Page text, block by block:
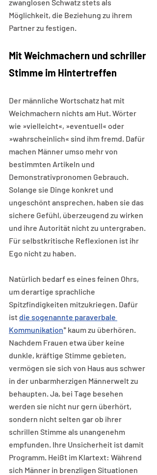
zwanglosen Schwatz stets als
Möglichkeit, die Beziehung zu ihrem
Partner zu festigen.
Mit Weichmachern und schriller
Stimme im Hintertreffen
Der männliche Wortschatz hat mit
Weichmachern nichts am Hut. Wörter
wie »vielleicht«, »eventuell« oder
»wahrscheinlich« sind ihm fremd. Dafür
machen Männer umso mehr von
bestimmten Artikeln und
Demonstrativpronomen Gebrauch.
Solange sie Dinge konkret und
ungeschönt ansprechen, haben sie das
sichere Gefühl, überzeugend zu wirken
und ihre Autorität nicht zu untergraben.
Für selbstkritische Reflexionen ist ihr
Ego nicht zu haben.
Natürlich bedarf es eines feinen Ohrs,
um derartige sprachliche
Spitzfindigkeiten mitzukriegen. Dafür
ist die sogenannte paraverbale
Kommunikation* kaum zu überhören.
Nachdem Frauen etwa über keine
dunkle, kräftige Stimme gebieten,
vermögen sie sich von Haus aus schwer
in der unbarmherzigen Männerwelt zu
behaupten. Ja, bei Tage besehen
werden sie nicht nur gern überhört,
sondern nicht selten gar ob ihrer
schrillen Stimme als unangenehm
empfunden. Ihre Unsicherheit ist damit
Programm. Heißt im Klartext: Während
sich Männer in brenzligen Situationen